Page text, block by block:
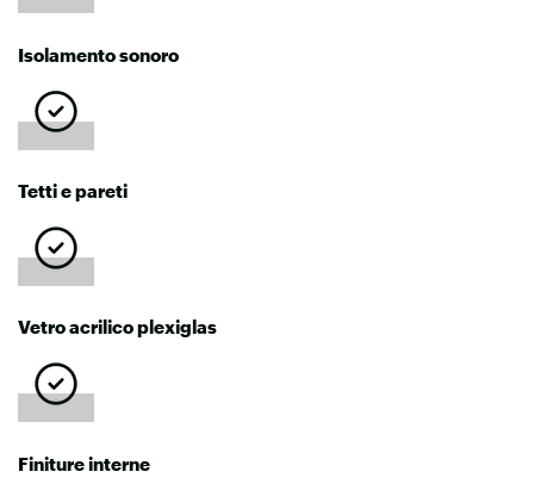
Isolamento sonoro
Tetti e pareti
Vetro acrilico plexiglas
Finiture interne